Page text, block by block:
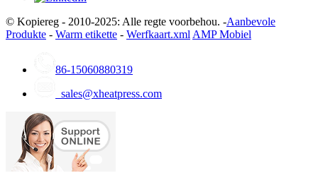
© Kopiereg - 2010-2025: Alle regte voorbehou. -Aanbevole
Produkte - Warm etikette - Werfkaart.xml AMP Mobiel
86-15060880319
sales@xheatpress.com